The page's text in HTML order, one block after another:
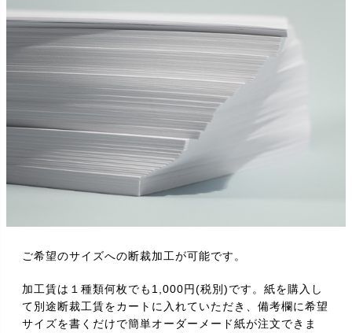
ご希望のサイズへの断裁加工が可能です。
加工賃は１種類何枚でも1,000円(税別)です。紙を購入し
て別途断裁工賃をカートに入れていただき、備考欄に希望
サイズを書くだけで簡単オーダーメード紙が注文できま